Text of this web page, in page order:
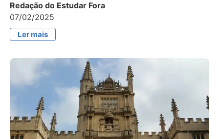
Redação do Estudar Fora
07/02/2025
Ler mais